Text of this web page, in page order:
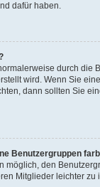
dafür haben.
durch die
wird. Wenn Sie
dann sollten Sie
Benutzergruppen
möglich, den
Mitglieder leichter zu